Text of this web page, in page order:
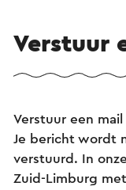
Verstuur
Verstuur een
Je bericht wordt
verstuurd. In
Zuid-Limburg